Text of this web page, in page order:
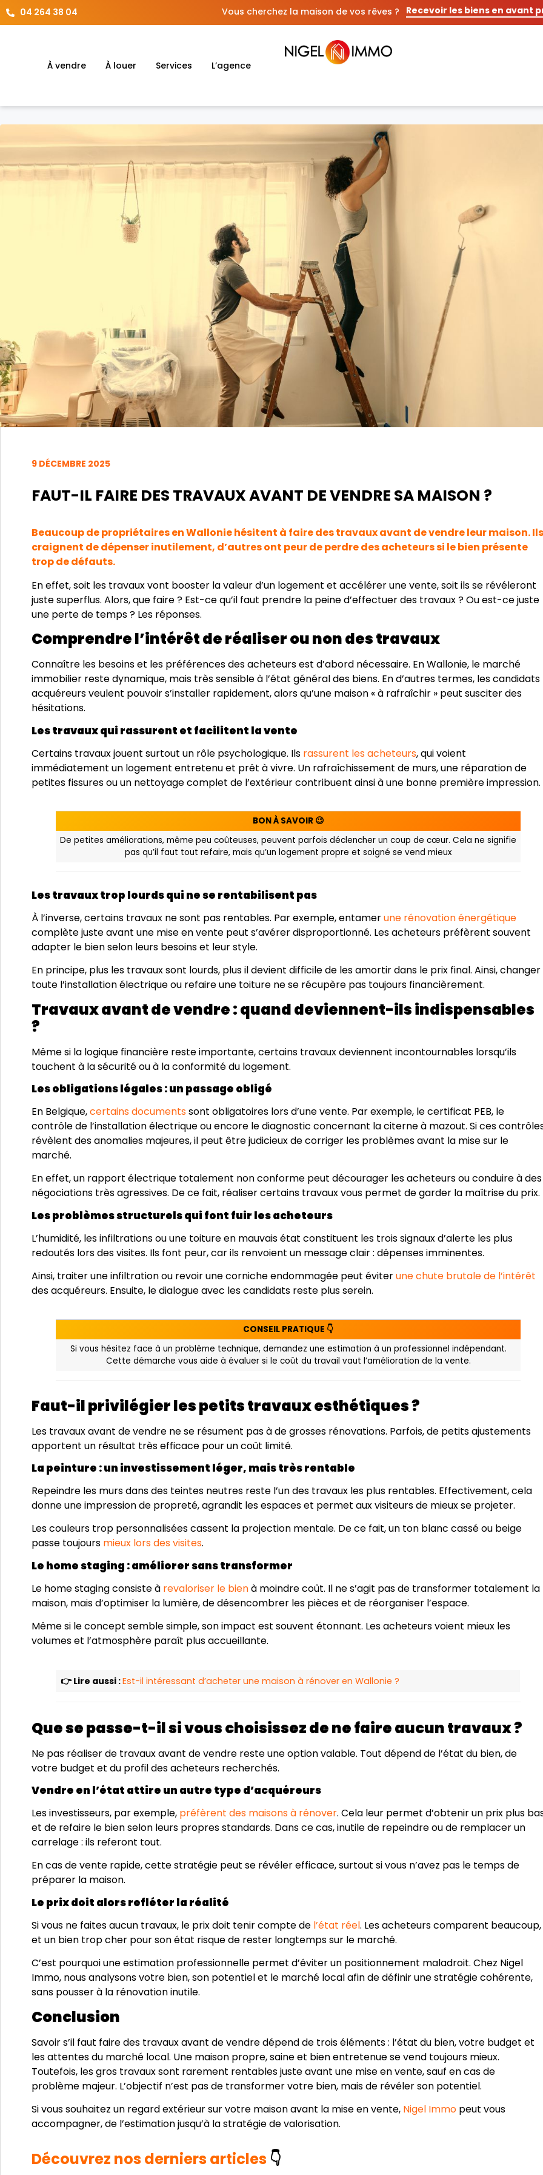
04 264 38 04 Vous cherchez la maison de vos rêves ? Recevoir les biens en avant
À vendre À louer Services L’agence
9 DÉCEMBRE 2025
FAUT-IL FAIRE DES TRAVAUX AVANT DE VENDRE SA MAISON ?
Beaucoup de propriétaires en Wallonie hésitent à faire des travaux avant de vendre leur maison. Ils
craignent de dépenser inutilement, d’autres ont peur de perdre des acheteurs si le bien présente
trop de défauts.
En effet, soit les travaux vont booster la valeur d’un logement et accélérer une vente, soit ils se révéleront
juste superflus. Alors, que faire ? Est-ce qu’il faut prendre la peine d’effectuer des travaux ? Ou est-ce juste
une perte de temps ? Les réponses.
Comprendre l’intérêt de réaliser ou non des travaux
Connaître les besoins et les préférences des acheteurs est d’abord nécessaire. En Wallonie, le marché
immobilier reste dynamique, mais très sensible à l’état général des biens. En d’autres termes, les candidats
acquéreurs veulent pouvoir s’installer rapidement, alors qu’une maison « à rafraîchir » peut susciter des
hésitations.
Les travaux qui rassurent et facilitent la vente
Certains travaux jouent surtout un rôle psychologique. Ils rassurent les acheteurs, qui voient
immédiatement un logement entretenu et prêt à vivre. Un rafraîchissement de murs, une réparation de
petites fissures ou un nettoyage complet de l’extérieur contribuent ainsi à une bonne première impression.
BON À SAVOIR 😉
De petites améliorations, même peu coûteuses, peuvent parfois déclencher un coup de cœur. Cela ne signifie
pas qu’il faut tout refaire, mais qu’un logement propre et soigné se vend mieux
Les travaux trop lourds qui ne se rentabilisent pas
À l’inverse, certains travaux ne sont pas rentables. Par exemple, entamerune rénovation énergétique
complète juste avant une mise en vente peut s’avérer disproportionné. Les acheteurs préfèrent souvent
adapter le bien selon leurs besoins et leur style.
En principe, plus les travaux sont lourds, plus il devient difficile de les amortir dans le prix final. Ainsi, changer
toute l’installation électrique ou refaire une toiture ne se récupère pas toujours financièrement.
Travaux avant de vendre : quand deviennent-ils indispensables
?
Même si la logique financière reste importante, certains travaux deviennent incontournables lorsqu’ils
touchent à la sécurité ou à la conformité du logement.
Les obligations légales : un passage obligé
En Belgique,certains documentssont obligatoires lors d’une vente. Par exemple, le certificat PEB, le
contrôle de l’installation électrique ou encore le diagnostic concernant la citerne à mazout. Si ces
révèlent des anomalies majeures, il peut être judicieux de corriger les problèmes avant la mise sur le
marché.
En effet, un rapport électrique totalement non conforme peut décourager les acheteurs ou conduire à des
négociations très agressives. De ce fait, réaliser certains travaux vous permet de garder la maîtrise du prix.
Les problèmes structurels qui font fuir les acheteurs
L’humidité, les infiltrations ou une toiture en mauvais état constituent les trois signaux d’alerte les plus
redoutés lors des visites. Ils font peur, car ils renvoient un message clair : dépenses imminentes.
Ainsi, traiter une infiltration ou revoir une corniche endommagée peut éviterune chute brutale de l’intérêt
des acquéreurs. Ensuite, le dialogue avec les candidats reste plus serein.
CONSEIL PRATIQUE 👇
Si vous hésitez face à un problème technique, demandez une estimation à un professionnel indépendant.
Cette démarche vous aide à évaluer si le coût du travail vaut l’amélioration de la vente.
Faut-il privilégier les petits travaux esthétiques ?
Les travaux avant de vendre ne se résument pas à de grosses rénovations. Parfois, de petits ajustements
apportent un résultat très efficace pour un coût limité.
La peinture : un investissement léger, mais très rentable
Repeindre les murs dans des teintes neutres reste l’un des travaux les plus rentables. Effectivement, cela
donne une impression de propreté, agrandit les espaces et permet aux visiteurs de mieux se projeter.
Les couleurs trop personnalisées cassent la projection mentale. De ce fait, un ton blanc cassé ou beige
passe toujours mieux lors des visites.
Le home staging : améliorer sans transformer
Le home staging consiste à revaloriser le bienà moindre coût. Il ne s’agit pas de transformer totalement la
maison, mais d’optimiser la lumière, de désencombrer les pièces et de réorganiser l’espace.
Même si le concept semble simple, son impact est souvent étonnant. Les acheteurs voient mieux les
volumes et l’atmosphère paraît plus accueillante.
👉 Lire aussi :Est-il intéressant d’acheter une maison à rénover en Wallonie ?
Que se passe-t-il si vous choisissez de ne faire aucun travaux ?
Ne pas réaliser de travaux avant de vendre reste une option valable. Tout dépend de l’état du bien, de
votre budget et du profil des acheteurs recherchés.
Vendre en l’état attire un autre type d’acquéreurs
Les investisseurs, par exemple, préfèrent des maisons à rénover. Cela leur permet d’obtenir un prix plus
et de refaire le bien selon leurs propres standards. Dans ce cas, inutile de repeindre ou de remplacer un
carrelage : ils referont tout.
En cas de vente rapide, cette stratégie peut se révéler efficace, surtout si vous n’avez pas le temps de
préparer la maison.
Le prix doit alors refléter la réalité
Si vous ne faites aucun travaux, le prix doit tenir compte de l’état réel. Les acheteurs comparent beaucoup,
et un bien trop cher pour son état risque de rester longtemps sur le marché.
C’est pourquoi une estimation professionnelle permet d’éviter un positionnement maladroit. Chez Nigel
Immo, nous analysons votre bien, son potentiel et le marché local afin de définir une stratégie cohérente,
sans pousser à la rénovation inutile.
Conclusion
Savoir s’il faut faire des travaux avant de vendre dépend de trois éléments : l’état du bien, votre budget et
les attentes du marché local. Une maison propre, saine et bien entretenue se vend toujours mieux.
Toutefois, les gros travaux sont rarement rentables juste avant une mise en vente, sauf en cas de
problème majeur. L’objectif n’est pas de transformer votre bien, mais de révéler son potentiel.
Si vous souhaitez un regard extérieur sur votre maison avant la mise en vente, Nigel Immo peut vous
accompagner, de l’estimation jusqu’à la stratégie de valorisation.
Découvrez nos derniers articles 👇